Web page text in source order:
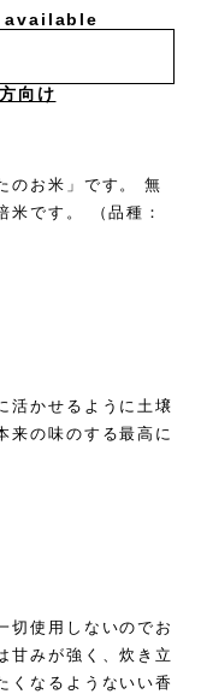
向け
のお米」です。 無
米です。 （品種：
活かせるように土壌
来の味のする最高に
切使用しないのでお
みが強く、炊き立
くなるようないい香